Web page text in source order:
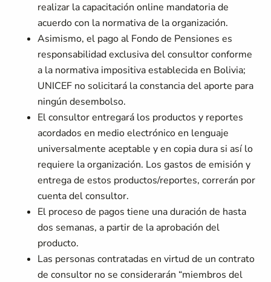
realizar la capacitación online mandatoria de
acuerdo con la normativa de la organización.
Asimismo, el pago al Fondo de Pensiones es
responsabilidad exclusiva del consultor conforme
a la normativa impositiva establecida en Bolivia;
UNICEF no solicitará la constancia del aporte para
ningún desembolso.
El consultor entregará los productos y reportes
acordados en medio electrónico en lenguaje
universalmente aceptable y en copia dura si así lo
requiere la organización. Los gastos de emisión y
entrega de estos productos/reportes, correrán por
cuenta del consultor.
El proceso de pagos tiene una duración de hasta
dos semanas, a partir de la aprobación del
producto.
Las personas contratadas en virtud de un contrato
de consultor no se considerarán “miembros del